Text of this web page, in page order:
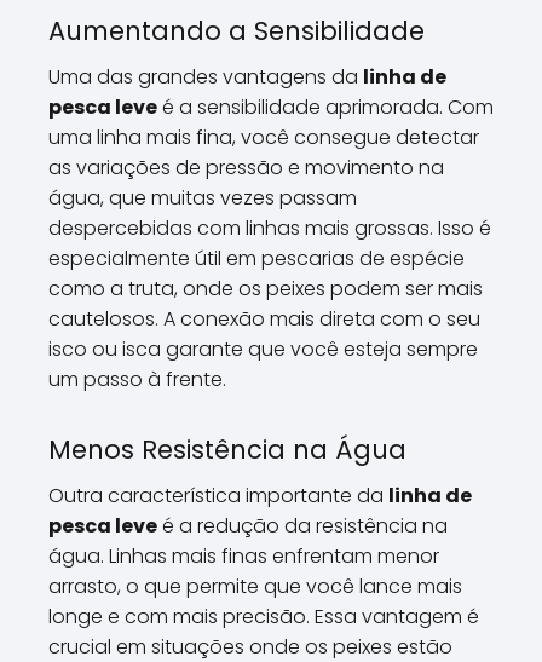
Aumentando a Sensibilidade
Uma das grandes vantagens da linha de
pesca leveé a sensibilidade aprimorada. Com
uma linha mais fina, você consegue detectar
as variações de pressão e movimento na
água, que muitas vezes passam
despercebidas com linhas mais grossas. Isso é
especialmente útil em pescarias de espécie
como a truta, onde os peixes podem ser mais
cautelosos. A conexão mais direta com o seu
isco ou isca garante que você esteja sempre
um passo à frente.
Menos Resistência na Água
Outra característica importante da linha de
pesca leveé a redução da resistência na
água. Linhas mais finas enfrentam menor
arrasto, o que permite que você lance mais
longe e com mais precisão. Essa vantagem é
crucial em situações onde os peixes estão